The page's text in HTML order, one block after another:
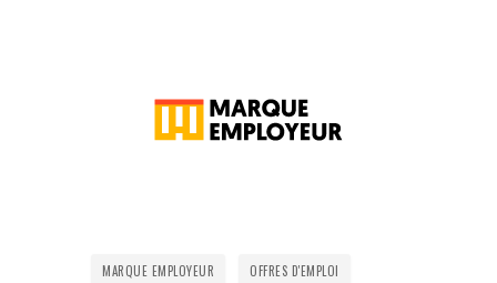
MARQUE EMPLOYEUR OFFRES D'EMPLOI